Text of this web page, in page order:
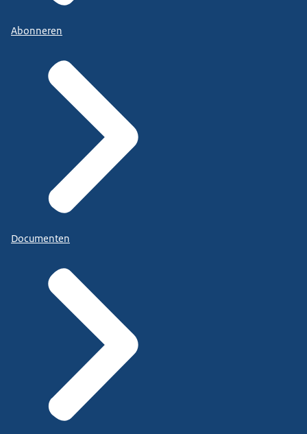
Abonneren
Documenten